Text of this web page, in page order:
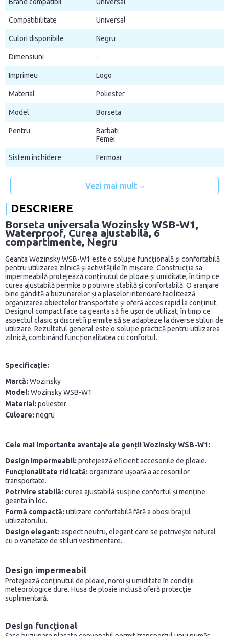
Compatibilitate Universal
Culori disponibile Negru
Dimensiuni -
Imprimeu Logo
Material Poliester
Model Borseta
Pentru
Barbati
Femei
Sistem inchidere Fermoar
Vezi mai mult
DESCRIERE
Borseta universala Wozinsky WSB-W1,
Waterproof, Curea ajustabila, 6
compartimente, Negru
Geanta Wozinsky WSB-W1 este o soluție funcțională și confortabilă
pentru utilizarea zilnică și activitățile în mișcare. Construcția sa
impermeabilă protejează conținutul de ploaie și umiditate, în timp ce
curea ajustabilă permite o potrivire stabilă și confortabilă. O aranjare
bine gândită a buzunarelor și a plaselor interioare facilitează
organizarea obiectelor transportate și oferă acces rapid la conținut.
Designul compact face ca geanta să fie ușor de utilizat, în timp ce
aspectul clasic și discret îi permite să se adapteze la diverse stiluri de
utilizare. Rezultatul general este o soluție practică pentru utilizarea
zilnică, combinând funcționalitatea cu confortul.
Specificație:
Marcă: Wozinsky
Model: Wozinsky WSB-W1
Material: poliester
Culoare: negru
Cele mai importante avantaje ale genții Wozinsky WSB-W1:
Design impermeabil: protejează eficient accesoriile de ploaie.
Funcționalitate ridicată: organizare ușoară a accesoriilor
transportate.
Potrivire stabilă: curea ajustabilă susține confortul și menține
geanta în loc.
Formă compactă: utilizare confortabilă fără a obosi brațul
utilizatorului.
Design elegant: aspect neutru, elegant care se potrivește natural
cu o varietate de stiluri vestimentare.
Design impermeabil
Protejează conținutul de ploaie, noroi și umiditate în condiții
meteorologice dure. Husa de ploaie inclusă oferă protecție
suplimentară.
Design funcțional